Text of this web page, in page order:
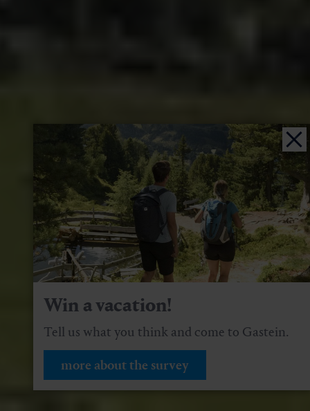
Win a vacation!
Tell us what you think and come to Gastein.
more about the survey